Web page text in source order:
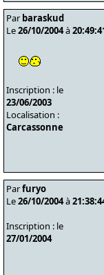
Par baraskud
Le26/10/2004à
Inscription : le
23/06/2003
Localisation :
Carcassonne
Parfuryo
Le26/10/2004à
Inscription : le
27/01/2004